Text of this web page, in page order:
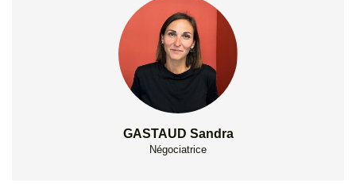
GASTAUD Sandra
Négociatrice